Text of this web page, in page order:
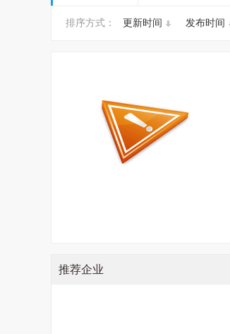
排序方式： 更新时间 发布时间
推荐企业